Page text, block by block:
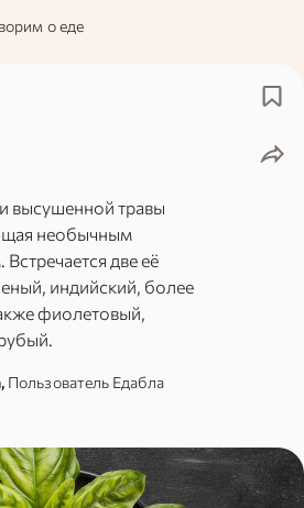
о еде
высушенной травы
необычным
две её
индийский, более
фиолетовый,
Пользователь Едабла